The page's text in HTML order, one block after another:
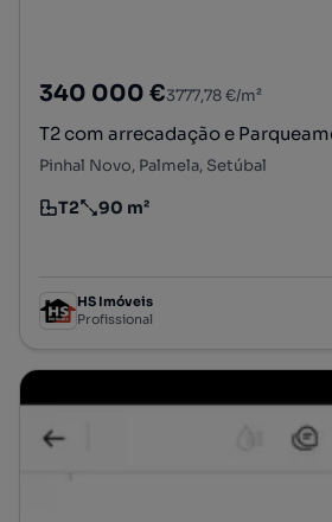
340 000 €3777,78 €/m²
T2 com arrecadação e
Pinhal Novo, Palmela, Setúbal
Tipologia
T2
Preço por metro quadrado
90 m²
HS Imóveis
Profissional